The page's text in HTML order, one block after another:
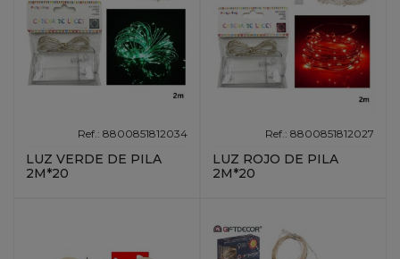
Ref.: 8800851812034
LUZ VERDE DE PILA
2M*20
Ref.: 8800851812027
LUZ ROJO DE PILA
2M*20